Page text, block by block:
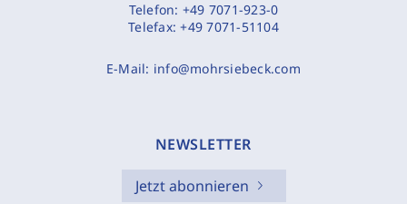
Telefon: +49 7071-923-0
Telefax:+49 7071-51104
E-Mail: info@mohrsiebeck.com
NEWSLETTER
Jetzt abonnieren